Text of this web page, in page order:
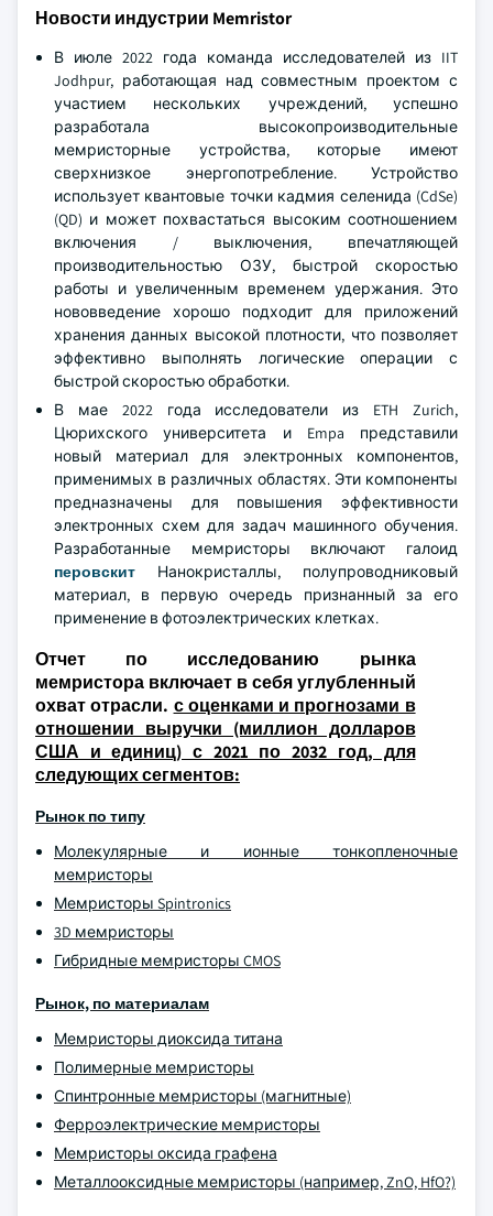
Новости индустрии Memristor
В июле 2022 года команда исследователей из IIT
Jodhpur, работающая над совместным проектом с
участием нескольких учреждений, успешно
разработала высокопроизводительные
мемристорные устройства, которые имеют
сверхнизкое энергопотребление. Устройство
использует квантовые точки кадмия селенида (CdSe)
(QD) и может похвастаться высоким соотношением
включения / выключения, впечатляющей
производительностью ОЗУ, быстрой скоростью
работы и увеличенным временем удержания. Это
нововведение хорошо подходит для приложений
хранения данных высокой плотности, что позволяет
эффективно выполнять логические операции с
быстрой скоростью обработки.
В мае 2022 года исследователи из ETH Zurich,
Цюрихского университета и Empa представили
новый материал для электронных компонентов,
применимых в различных областях. Эти компоненты
предназначены для повышения эффективности
электронных схем для задач машинного обучения.
Разработанные мемристоры включают галоид
перовскит Нанокристаллы, полупроводниковый
материал, в первую очередь признанный за его
применение в фотоэлектрических клетках.
Отчет по исследованию рынка
мемристора включает в себя углубленный
охват отрасли. с оценками и прогнозами в
отношении выручки (миллион долларов
США и единиц) с 2021 по 2032 год, для
следующих сегментов:
Рынок по типу
Молекулярные и ионные тонкопленочные
мемристоры
Мемристоры Spintronics
3D мемристоры
Гибридные мемристоры CMOS
Рынок, по материалам
Мемристоры диоксида титана
Полимерные мемристоры
Спинтронные мемристоры (магнитные)
Ферроэлектрические мемристоры
Мемристоры оксида графена
Металлооксидные мемристоры (например, ZnO, HfO?)